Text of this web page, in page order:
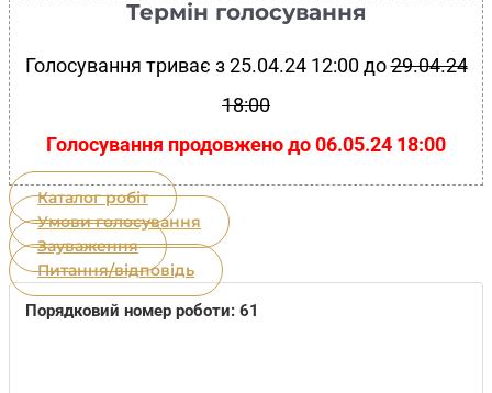
Термін голосування
Голосування триває з 25.04.24 12:00 до29.04.24
18:00
Голосування продовжено до 06.05.24 18:00
Каталог робіт
Умови голосування
Зауваження
Питання/відповідь
Порядковий номер роботи: 61